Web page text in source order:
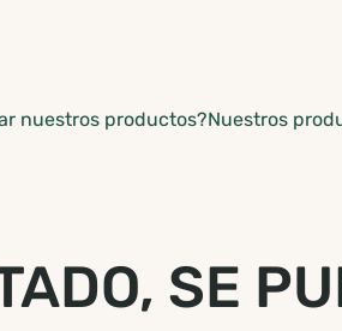
nuestros productos?Nuestros
SE